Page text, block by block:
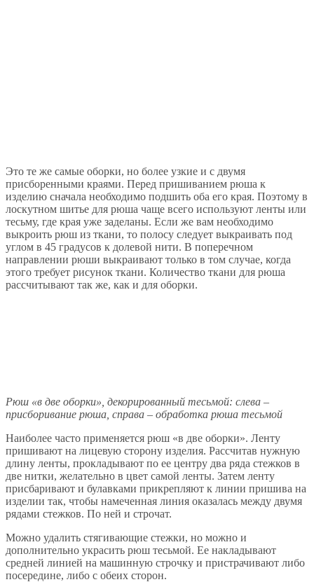
Это те же самые оборки, но более узкие и с двумя
присборенными краями. Перед пришиванием рюша к
изделию сначала необходимо подшить оба его края. Поэтому в
лоскутном шитье для рюша чаще всего используют ленты или
тесьму, где края уже заделаны. Если же вам необходимо
выкроить рюш из ткани, то полосу следует выкраивать под
углом в 45 градусов к долевой нити. В поперечном
направлении рюши выкраивают только в том случае, когда
этого требует рисунок ткани. Количество ткани для рюша
рассчитывают так же, как и для оборки.
Рюш «в две оборки», декорированный тесьмой: слева –
присборивание рюша, справа – обработка рюша тесьмой
Наиболее часто применяется рюш «в две оборки». Ленту
пришивают на лицевую сторону изделия. Рассчитав нужную
длину ленты, прокладывают по ее центру два ряда стежков в
две нитки, желательно в цвет самой ленты. Затем ленту
присбаривают и булавками прикрепляют к линии пришива на
изделии так, чтобы намеченная линия оказалась между двумя
рядами стежков. По ней и строчат.
Можно удалить стягивающие стежки, но можно и
дополнительно украсить рюш тесьмой. Ее накладывают
средней линией на машинную строчку и пристрачивают либо
посередине, либо с обеих сторон.